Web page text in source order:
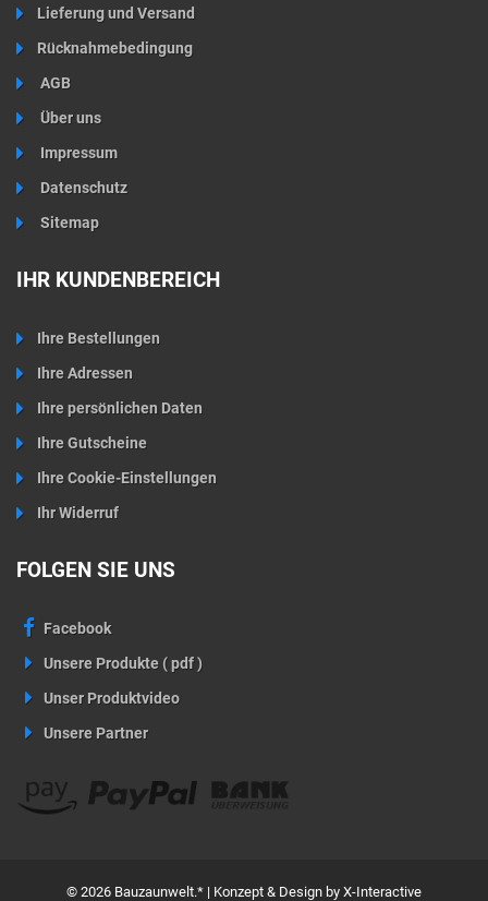
Lieferung und Versand
Rücknahmebedingung
AGB
Über uns
Impressum
Datenschutz
Sitemap
© 2026 Bauzaunwelt.* | Konzept & Design by X-Interactive
IHR KUNDENBEREICH
Ihre Bestellungen
Ihre Adressen
Ihre persönlichen Daten
Ihre Gutscheine
Ihre Cookie-Einstellungen
Ihr Widerruf
FOLGEN SIE UNS
Facebook
Unsere Produkte ( pdf )
Unser Produktvideo
Unsere Partner